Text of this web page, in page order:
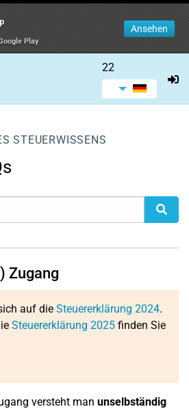
Play
Ansehen
22
STEUERWISSENS
Zugang
auf die Steuererklärung 2024.
Steuererklärung 2025 finden Sie
versteht man unselbständig